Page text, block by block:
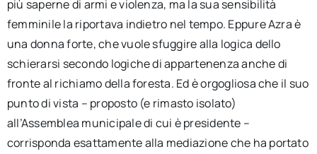
più saperne di armi e violenza, ma la sua sensibilità
femminile la riportava indietro nel tempo. Eppure Azra è
una donna forte, che vuole sfuggire alla logica dello
schierarsi secondo logiche di appartenenza anche di
fronte al richiamo della foresta. Ed è orgogliosa che il suo
punto di vista – proposto (e rimasto isolato)
all’Assemblea municipale di cui è presidente –
corrisponda esattamente alla mediazione che ha portato